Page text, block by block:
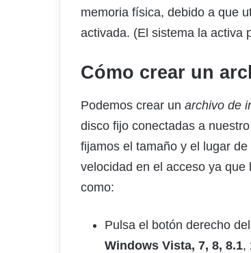
memoria física, debido a que
activada. (El sistema la activa
Cómo crear un
Podemos crear un archivo de
disco fijo conectadas a
fijamos el tamaño y el lugar
velocidad en el acceso ya que
como:
Pulsa el botón derecho
Windows Vista, 7, 8, 8.1,